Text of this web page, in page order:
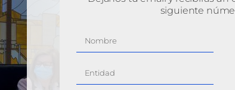
siguiente